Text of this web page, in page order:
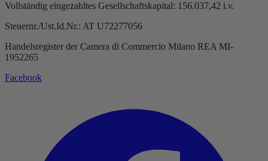
Vollständig eingezahltes Gesellschaftskapital: 156.037,42 i.v.
Steuernr./Ust.Id.Nr.: AT U72277056
Handelsregister der Camera di Commercio Milano REA MI-
1952265
Facebook